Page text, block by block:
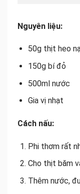
Nguyên liệu:
50g thịt heo
150g bí đỏ
500ml nước
Gia vị nhạt
Cách nấu:
Phi thơm rất
Cho thịt băm
Thêm nước,